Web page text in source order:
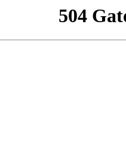
504